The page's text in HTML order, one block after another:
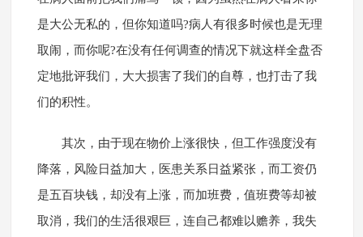
是大公无私的，但你知道吗?病人有很多时候也是无理
取闹，而你呢?在没有任何调查的情况下就这样全盘否
定地批评我们，大大损害了我们的自尊，也打击了我
们的积性。
其次，由于现在物价上涨很快，但工作强度没有
降落，风险日益加大，医患关系日益紧张，而工资仍
是五百块钱，却没有上涨，而加班费，值班费等却被
取消，我们的生活很艰巨，连自己都难以赡养，我失